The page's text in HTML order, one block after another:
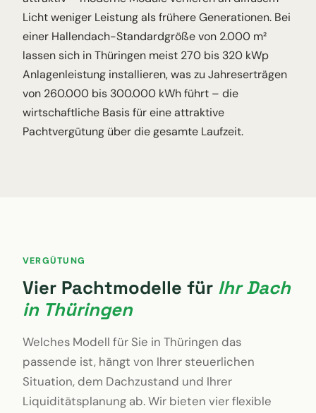
Licht weniger Leistung als frühere Generationen. Bei
einer Hallendach-Standardgröße von 2.000 m²
lassen sich in Thüringen meist 270 bis 320 kWp
Anlagenleistung installieren, was zu Jahreserträgen
von 260.000 bis 300.000 kWh führt – die
wirtschaftliche Basis für eine attraktive
Pachtvergütung über die gesamte Laufzeit.
VERGÜTUNG
Vier Pachtmodelle für Ihr Dach
in Thüringen
Welches Modell für Sie in Thüringen das
passende ist, hängt von Ihrer steuerlichen
Situation, dem Dachzustand und Ihrer
Liquiditätsplanung ab. Wir bieten vier flexible